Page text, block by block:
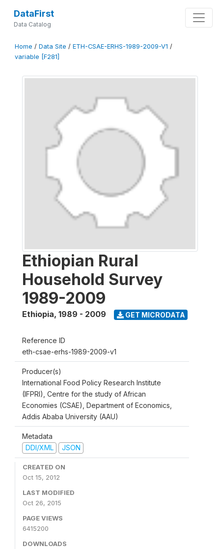
DataFirst
Data Catalog
Home / Data Site / ETH-CSAE-ERHS-1989-2009-V1 /
variable [F281]
Ethiopian Rural
Household Survey
1989-2009
Ethiopia, 1989 - 2009 GET MICRODATA
Reference ID
eth-csae-erhs-1989-2009-v1
Producer(s)
International Food Policy Research Institute
(IFPRI), Centre for the study of African
Economies (CSAE), Department of Economics,
Addis Ababa University (AAU)
Metadata
DDI/XML
JSON
CREATED ON
Oct 15, 2012
LAST MODIFIED
Oct 26, 2015
PAGE VIEWS
6415200
DOWNLOADS